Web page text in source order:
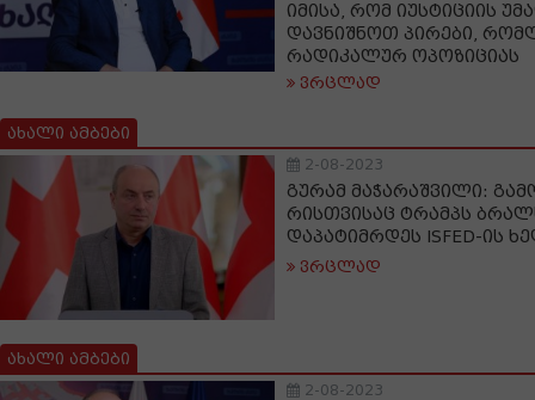
იმისა, რომ იუსტიციის
დავნიშნოთ პირები,
რადიკალურ ოპოზიციას
ვრცლად
ახალი ამბები
2-08-2023
გურამ მაჭარაშვილი:
რისთვისაც ტრამპს
დაპატიმრდეს ISFED-ის
ვრცლად
ახალი ამბები
2-08-2023